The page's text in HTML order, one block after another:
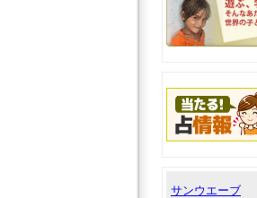
サンウエーブ